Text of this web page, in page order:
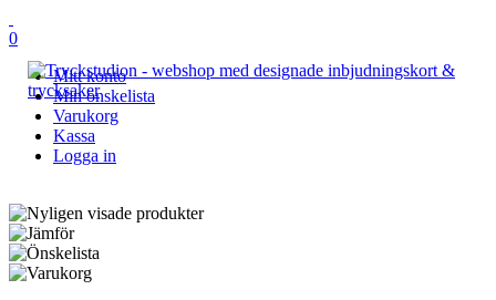
0
Mitt konto
Min önskelista
Varukorg
Kassa
Logga in